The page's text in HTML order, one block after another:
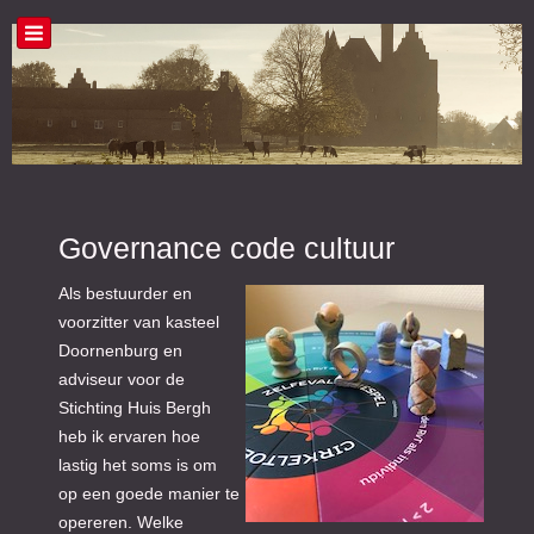
Governance code cultuur
Als bestuurder en
voorzitter van kasteel
Doornenburg en
adviseur voor de
Stichting Huis Bergh
heb ik ervaren hoe
lastig het soms is om
op een goede manier te
opereren. Welke